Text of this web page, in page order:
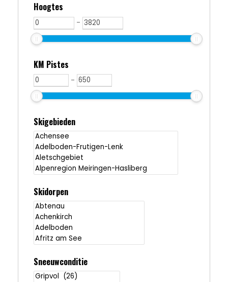
Hoogtes
-
KM Pistes
-
Skigebieden
Skidorpen
Sneeuwconditie